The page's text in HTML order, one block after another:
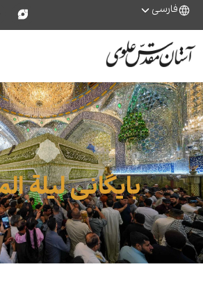
فارسی
بایگانی لیلة